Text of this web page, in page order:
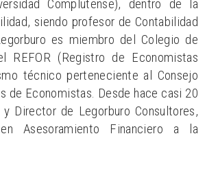
Complutense), dentro de la
siendo profesor de Contabilidad
es miembro del Colegio de
REFOR (Registro de Economistas
técnico perteneciente al Consejo
de Economistas. Desde hace casi 20
Director de Legorburo Consultores,
Asesoramiento Financiero a la